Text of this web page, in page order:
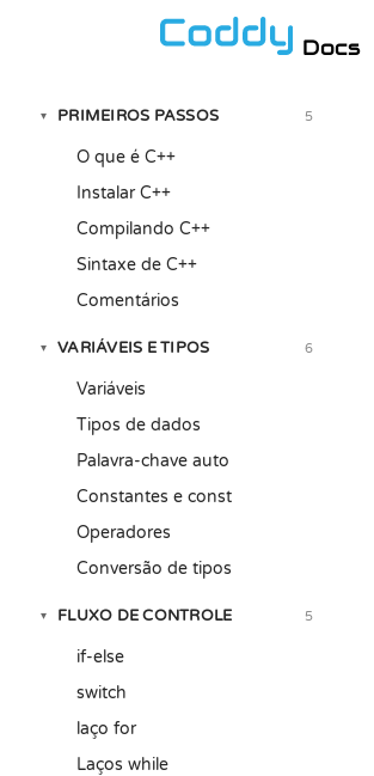
Docs
▾ PRIMEIROS PASSOS 5
O que é C++
Instalar C++
Compilando C++
Sintaxe de C++
Comentários
▾ VARIÁVEIS E TIPOS 6
Variáveis
Tipos de dados
Palavra-chave auto
Constantes e const
Operadores
Conversão de tipos
▾ FLUXO DE CONTROLE 5
if-else
switch
laço for
Laços while